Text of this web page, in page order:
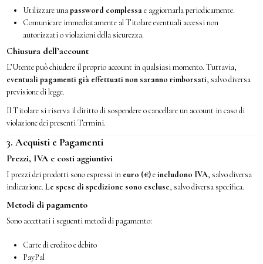
Utilizzare unapassword complessae aggiornarla periodicamente.
Comunicare immediatamente al Titolare eventuali accessi non
autorizzati o violazioni della sicurezza.
Chiusura dell’account
L’Utente può chiudere il proprio account in qualsiasi momento. Tuttavia,
eventuali pagamenti già effettuati non saranno rimborsati, salvo diversa
previsione di legge.
Il Titolare si riserva il diritto di sospendere o cancellare un account in caso di
violazione dei presenti Termini.
3. Acquisti e Pagamenti
Prezzi, IVA e costi aggiuntivi
I prezzi dei prodotti sono espressi in euro (€)eincludono IVA, salvo diversa
indicazione. Le spese di spedizione sono escluse, salvo diversa specifica.
Metodi di pagamento
Sono accettati i seguenti metodi di pagamento:
Carte di credito e debito
PayPal